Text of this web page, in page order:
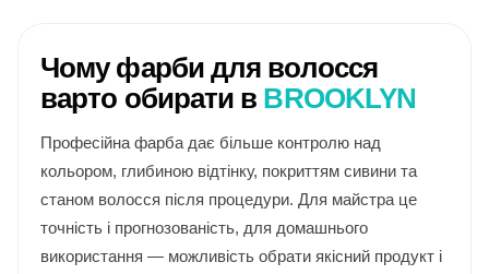
Чому фарби для волосся
варто обирати в BROOKLYN
Професійна фарба дає більше контролю над
кольором, глибиною відтінку, покриттям сивини та
станом волосся після процедури. Для майстра це
точність і прогнозованість, для домашнього
використання — можливість обрати якісний продукт і